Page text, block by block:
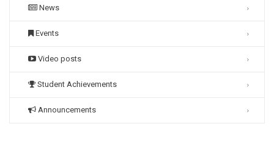
News
Events
Video posts
Student Achievements
Announcements